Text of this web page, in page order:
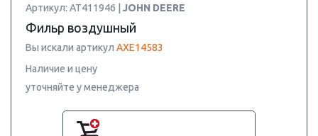
Артикул: AT411946 | JOHN DEERE
Фильр воздушный
Вы искали артикул AXE14583
Наличие и цену
уточняйте у менеджера